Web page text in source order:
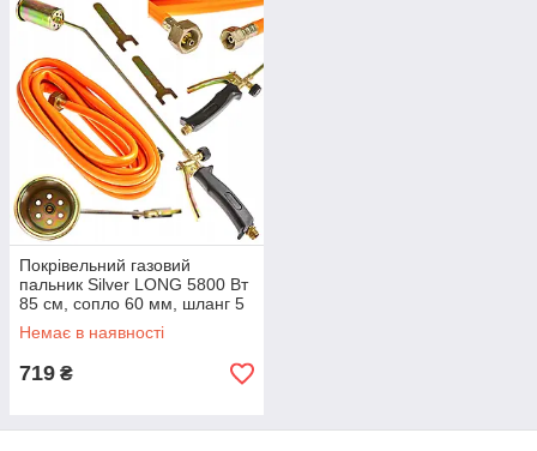
Покрівельний газовий
пальник Silver LONG 5800 Вт
85 см, сопло 60 мм, шланг 5
м AB0283
Немає в наявності
719 ₴